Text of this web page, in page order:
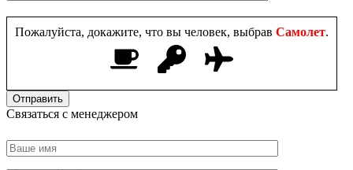
Пожалуйста, докажите, что вы человек, выбрав Самолет.
Связаться с менеджером